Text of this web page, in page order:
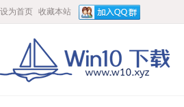
设为首页 收藏本站